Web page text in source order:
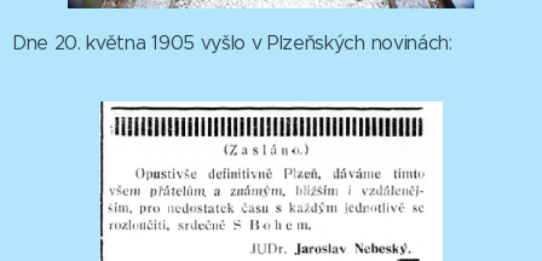
Dne 20. května 1905 vyšlo v Plzeňských novinách: